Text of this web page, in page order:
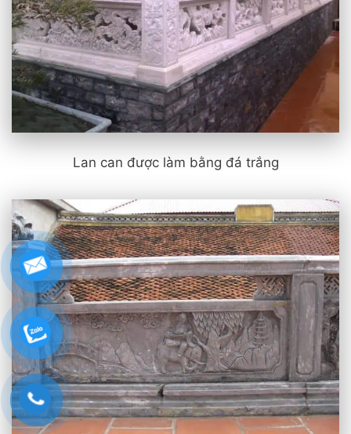
Lan can được làm bằng đá trắng